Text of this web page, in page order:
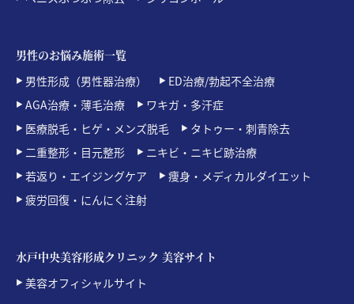
男性のお悩み施術一覧
男性形成（男性器治療）
ED治療/勃起不全治療
AGA治療・薄毛治療
ワキガ・多汗症
医療脱毛・ヒゲ・メンズ脱毛
タトゥー・刺青除去
二重整形・目元整形
ニキビ・ニキビ跡治療
若返り・エイジングケア
痩身・メディカルダイエット
疲労回復・にんにく注射
水戸中央美容形成クリニック 美容サイト
美容オフィシャルサイト